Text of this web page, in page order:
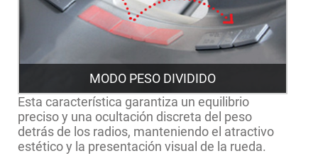
MODO PESO DIVIDIDO
Esta característica garantiza un equilibrio
preciso y una ocultación discreta del peso
detrás de los radios, manteniendo el atractivo
estético y la presentación visual de la rueda.